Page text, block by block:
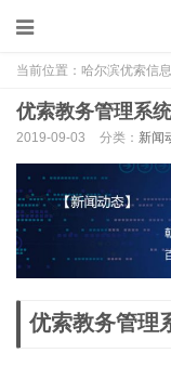
当前位置： 哈尔滨优索信
优索教务管理系
2019-09-03 分类： 新闻
优索教务管理